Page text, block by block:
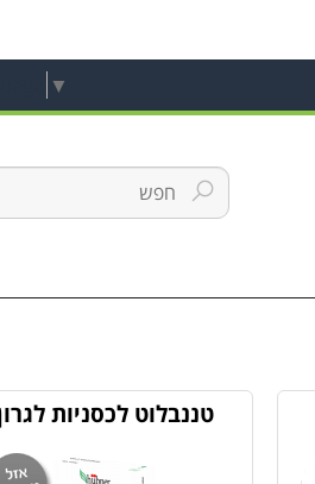
▼
טננבלוט לכסניות